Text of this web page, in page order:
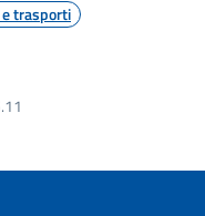
trasporti